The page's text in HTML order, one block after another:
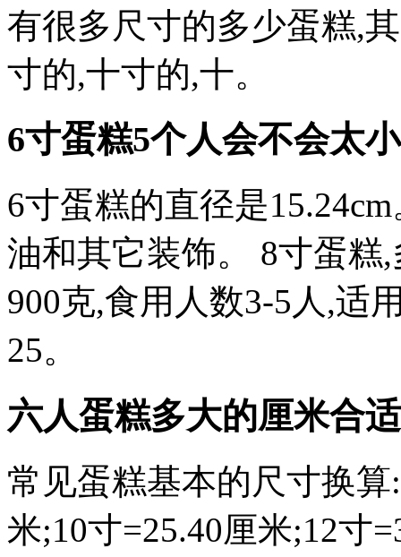
有很多尺寸的多少蛋糕,
寸的,十寸的,十。
6寸蛋糕5个人会不会太
6寸蛋糕的直径是
油和其它装饰。 8寸蛋糕
900克,食用人数3-5人,适
25。
六人蛋糕多大的厘米合
常见蛋糕基本的尺寸换算
米;10寸=25.40厘米;12寸